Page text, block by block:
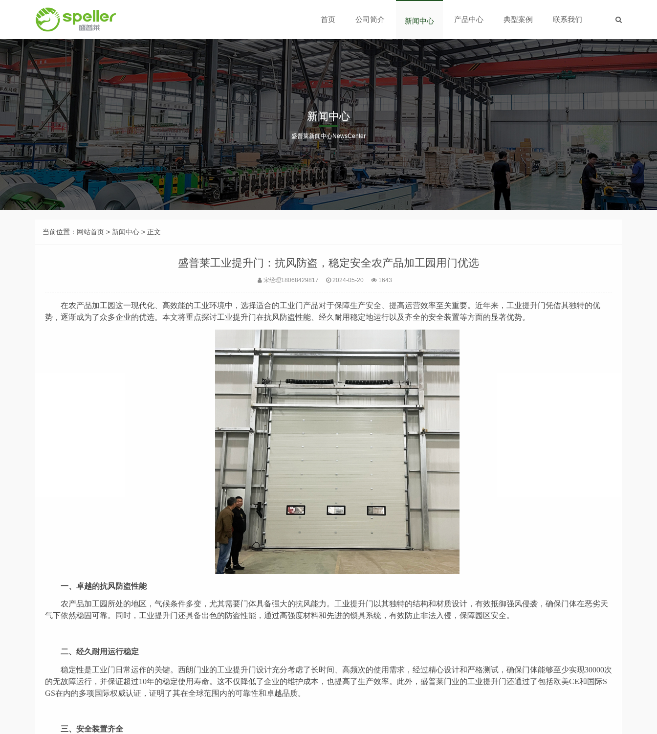
首页 公司简介 新闻中心 产品中心 典型案例 联系我们
新闻中心
盛普莱新闻中心NewsCenter
当前位置： 网站首页 > 新闻中心 > 正文
盛普莱工业提升门：抗风防盗，稳定安全农产品加工园用门优选
宋经理18068429817 2024-05-20 1643
在农产品加工园这一现代化、高效能的工业环境中，选择适合的工业门产品对于保障生产安全、提高运营效率至关重要。近年来，工业提升门凭借其独特的优
势，逐渐成为了众多企业的优选。本文将重点探讨工业提升门在抗风防盗性能、 经久耐用稳定地运行以及齐全的安全装置等方面的显著优势。
一、卓越的抗风防盗性能
农产品加工园所处的地区，气候条件多变，尤其需要门体具备强大的抗风能力。工业提升门以其独特的结构和材质设计，有效抵御强风侵袭，确保门体在恶劣天
气下依然稳固可靠。同时，工业提升门还具备出色的防盗性能，通过高强度材料和先进的锁具系统，有效防止非法入侵，保障园区安全。
二、 经久耐用运行稳定
稳定性是工业门日常运作的关键。西朗门业的工业提升门设计充分考虑了长时间、高频次的使用需求，经过精心设计和严格测试，确保门体能够至少实现30000次
的无故障运行，并保证超过10年的稳定使用寿命。这不仅降低了企业的维护成本，也提高了生产效率。此外， 盛普莱门业的工业提升门还通过了包括欧美CE和国际S
GS在内的多项国际权威认证，证明了其在全球范围内的可靠性和卓越品质。
三、 安全装置齐全